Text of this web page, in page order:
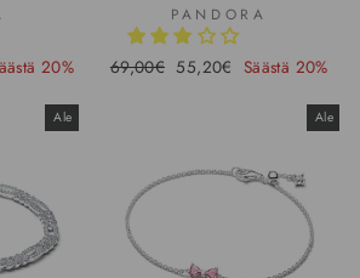
20%
PANDORA
Hinta
69,00€ Ale-
55,20€ Säästä 20%
Ale Ale